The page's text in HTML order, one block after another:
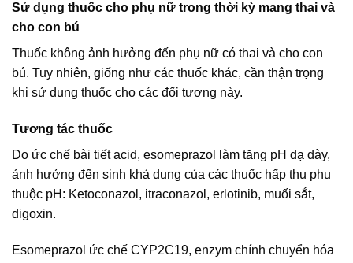
Sử dụng thuốc cho phụ nữ trong thời kỳ mang thai và
cho con bú
Thuốc không ảnh hưởng đến phụ nữ có thai và cho con
bú. Tuy nhiên, giống như các thuốc khác, cần thận trọng
khi sử dụng thuốc cho các đối tượng này.
Tương tác thuốc
Do ức chế bài tiết acid, esomeprazol làm tăng pH dạ dày,
ảnh hưởng đến sinh khả dụng của các thuốc hấp thu phụ
thuộc pH: Ketoconazol, itraconazol, erlotinib, muối sắt,
digoxin.
Esomeprazol ức chế CYP2C19, enzym chính chuyển hóa